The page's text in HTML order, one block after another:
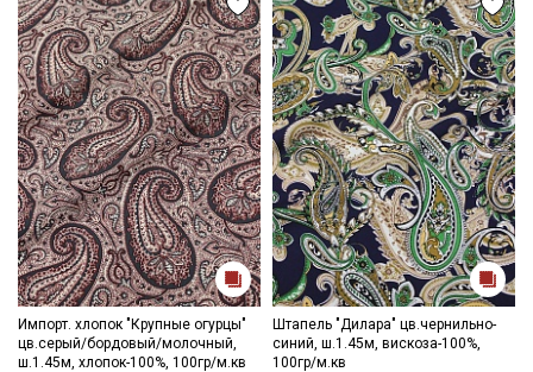
Импорт. хлопок "Крупные огурцы"
цв.серый/бордовый/молочный,
ш.1.45м, хлопок-100%, 100гр/м.кв
Штапель "Дилара" цв.чернильно-
синий, ш.1.45м, вискоза-100%,
100гр/м.кв
Подписаться
Ознакомлен(а) сПолитикой обработки персональных
данныхи даюСогласие на обработку персональных
данных
ДаюСогласие на получение рекламных и
информационных рассылок